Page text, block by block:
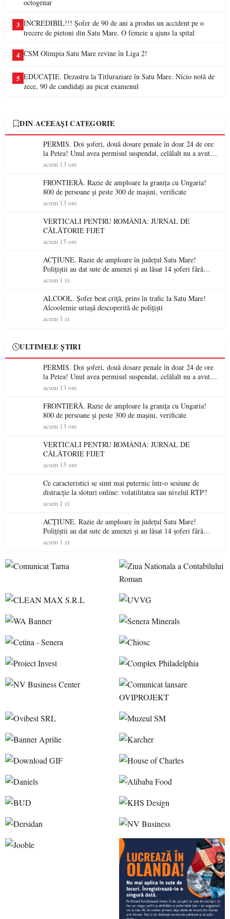
octogenar
3 INCREDIBIL!!! Șofer de 90 de ani a produs un accident pe o
trecere de pietoni din Satu Mare. O femeie a ajuns la spital
4 CSM Olimpia Satu Mare revine în Liga 2!
5 EDUCAȚIE. Dezastru la Titluraziare în Satu Mare. Nicio notă de
zece, 90 de candidați au picat examenul
DIN ACEEAȘI CATEGORIE
PERMIS. Doi șoferi, două dosare penale în doar 24 de ore
la Petea! Unul avea permisul suspendat, celălalt nu a avut
niciodată permis
acum 13 ore
FRONTIERĂ. Razie de amploare la granița cu Ungaria!
800 de persoane și peste 300 de mașini, verificate
acum 13 ore
VERTICALI PENTRU ROMÂNIA: JURNAL DE
CĂLĂTORIE FIJET
acum 15 ore
ACȚIUNE. Razie de amploare în județul Satu Mare!
Polițiștii au dat sute de amenzi și au lăsat 14 șoferi fără
permis într-o singură zi
acum 1 zi
ALCOOL. Șofer beat criță, prins în trafic la Satu Mare!
Alcoolemie uriașă descoperită de polițiști
acum 1 zi
ULTIMELE ȘTIRI
PERMIS. Doi șoferi, două dosare penale în doar 24 de ore
la Petea! Unul avea permisul suspendat, celălalt nu a avut
niciodată permis
acum 13 ore
FRONTIERĂ. Razie de amploare la granița cu Ungaria!
800 de persoane și peste 300 de mașini, verificate
acum 13 ore
VERTICALI PENTRU ROMÂNIA: JURNAL DE
CĂLĂTORIE FIJET
acum 15 ore
Ce caracteristici se simt mai puternic într-o sesiune de
distracție la sloturi online: volatilitatea sau nivelul RTP?
acum 1 zi
ACȚIUNE. Razie de amploare în județul Satu Mare!
Polițiștii au dat sute de amenzi și au lăsat 14 șoferi fără
permis într-o singură zi
acum 1 zi